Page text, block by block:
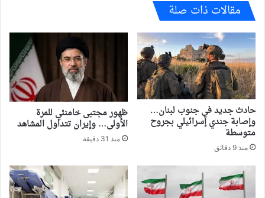
مقالات ذات صلة
حادث جديد في جنوب لبنان…
وإصابة جندي إسرائيلي بجروح
متوسطة
منذ 9 دقائق
ظهور مجتبى خامنئي للمرة
الأولى… وإيران تتداول المشاهد
منذ 31 دقيقة